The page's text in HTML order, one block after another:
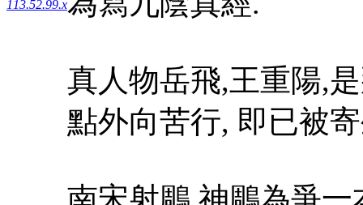
113.52.99.x
真人物岳飛,王重陽,
點外向苦行, 即已被
南宋射鵰,神鵰為爭